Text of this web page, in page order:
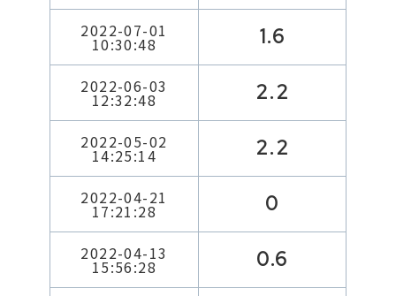
2022-07-01
10:30:48 1.6
2022-06-03
12:32:48 2.2
2022-05-02
14:25:14 2.2
2022-04-21
17:21:28 0
2022-04-13
15:56:28 0.6